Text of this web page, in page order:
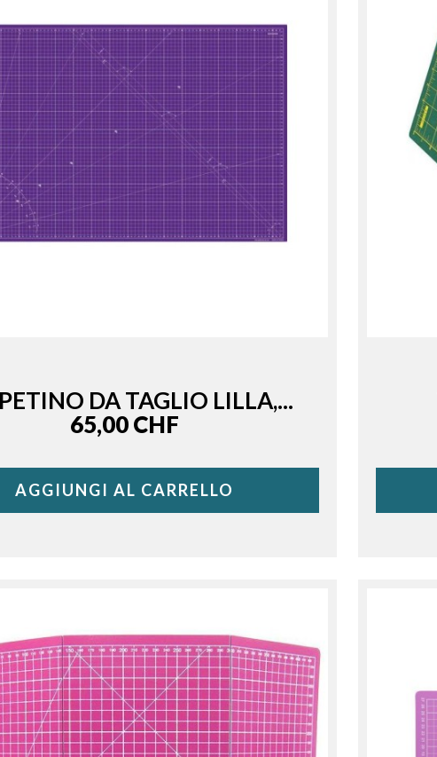
DA TAGLIO LILLA,...
Price
65,00 CHF
AGGIUNGI AL CARRELLO